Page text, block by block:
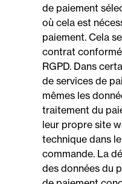
de paiement
où cela est
paiement. Cela
contrat
RGPD. Dans
de services de
mêmes les
traitement du
leur propre site
technique dans
commande. La
des données du